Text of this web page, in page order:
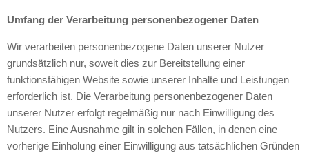
Umfang der Verarbeitung personenbezogener Daten
Wir verarbeiten personenbezogene Daten unserer Nutzer
grundsätzlich nur, soweit dies zur Bereitstellung einer
funktionsfähigen Website sowie unserer Inhalte und Leistungen
erforderlich ist. Die Verarbeitung personenbezogener Daten
unserer Nutzer erfolgt regelmäßig nur nach Einwilligung des
Nutzers. Eine Ausnahme gilt in solchen Fällen, in denen eine
vorherige Einholung einer Einwilligung aus tatsächlichen Gründen